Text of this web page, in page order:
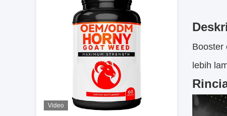
Video
Booster
lebih